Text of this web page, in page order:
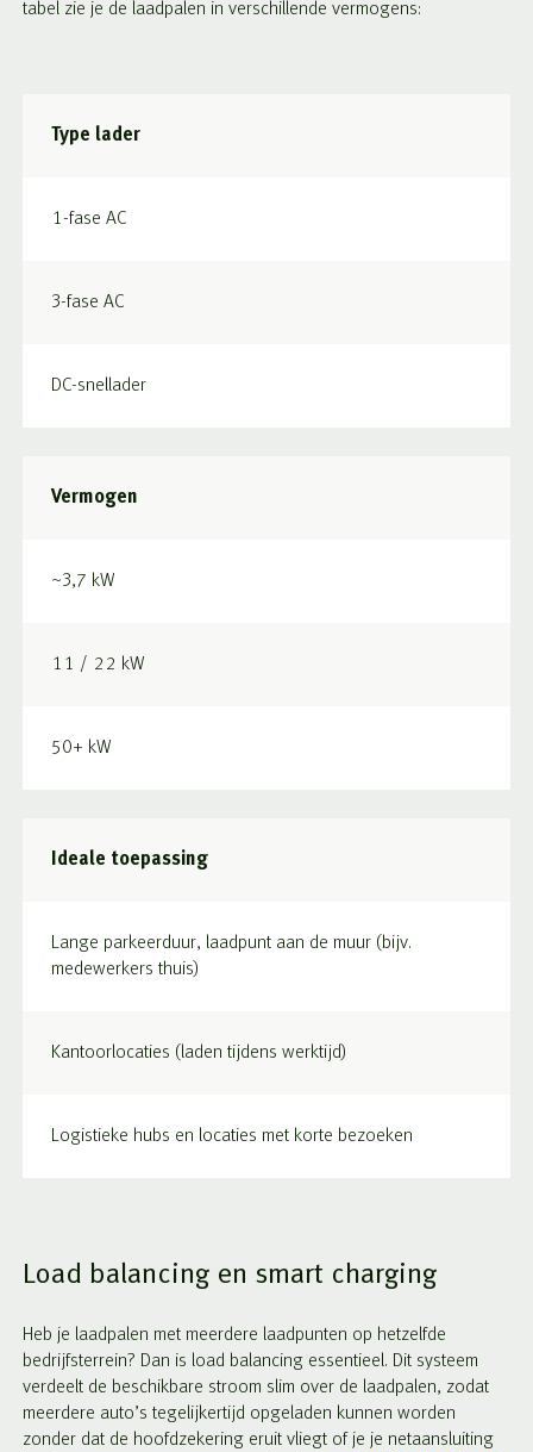
tabel zie je de laadpalen in verschillende vermogens:
Type lader
1-fase AC
3-fase AC
DC-snellader
Vermogen
~3,7 kW
11 / 22 kW
50+ kW
Ideale toepassing
Lange parkeerduur, laadpunt aan de muur (bijv.
medewerkers thuis)
Kantoorlocaties (laden tijdens werktijd)
Logistieke hubs en locaties met korte bezoeken
Load balancing en smart charging
Heb je laadpalen met meerdere laadpunten op hetzelfde
bedrijfsterrein? Dan is load balancing essentieel. Dit systeem
verdeelt de beschikbare stroom slim over de laadpalen, zodat
meerdere auto’s tegelijkertijd opgeladen kunnen worden
zonder dat de hoofdzekering eruit vliegt of je je netaansluiting